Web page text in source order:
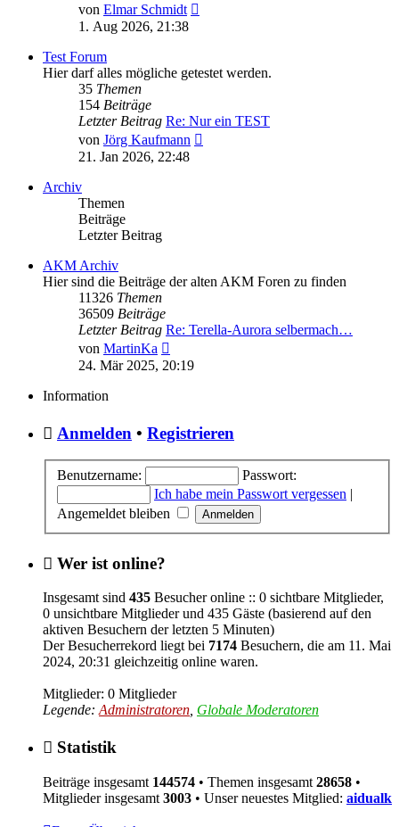
von Elmar Schmidt
1. Aug 2026, 21:38
Test Forum
Hier darf alles mögliche getestet werden.
35 Themen
154 Beiträge
Letzter Beitrag Re: Nur ein TEST
von Jörg Kaufmann
21. Jan 2026, 22:48
Archiv
Themen
Beiträge
Letzter Beitrag
AKM Archiv
Hier sind die Beiträge der alten AKM Foren zu finden
11326 Themen
36509 Beiträge
Letzter Beitrag Re: Terella-Aurora selbermach…
von MartinKa
Beitrag
24. Mär 2025, 20:19
Information
Anmelden • Registrieren
Benutzername:
Passwort:
Ich habe mein Passwort vergessen |
Angemeldet bleiben
Wer ist online?
Insgesamt sind 435 Besucher online :: 0 sichtbare Mitglieder,
0 unsichtbare Mitglieder und 435 Gäste (basierend auf den
aktiven Besuchern der letzten 5 Minuten)
Der Besucherrekord liegt bei 7174 Besuchern, die am 11. Mai
2024, 20:31 gleichzeitig online waren.
Mitglieder: 0 Mitglieder
Legende: Administratoren Globale Moderatoren
Statistik
Beiträge insgesamt 144574 • Themen insgesamt 28658 •
Mitglieder insgesamt 3003 • Unser neuestes Mitglied: aidualk